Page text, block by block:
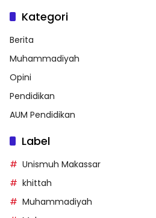
Kategori
Berita
Muhammadiyah
Opini
Pendidikan
AUM Pendidikan
Label
Unismuh Makassar
khittah
Muhammadiyah